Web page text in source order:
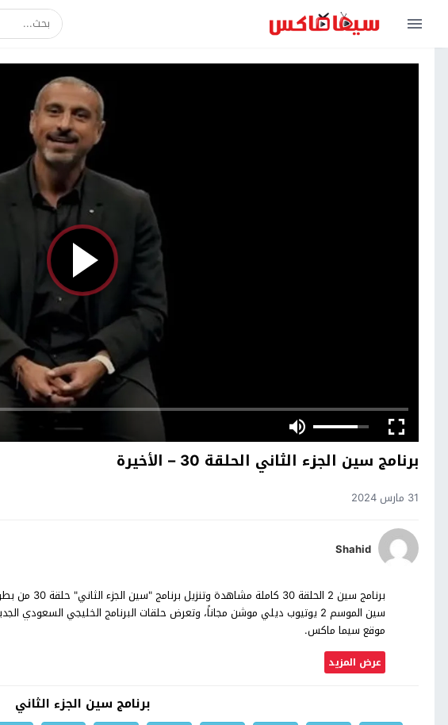
برنامج سين الجزء الثاني الحلقة 30 – الأخيرة
31 مارس 2024
Shahid
موقع سيما ماكس.
عرض المزيد
برنامج سين الجزء الثاني